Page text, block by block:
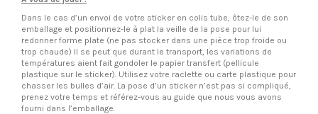
Dans le cas d’un envoi de votre sticker en colis tube, ôtez-le de son
emballage et positionnez-le à plat la veille de la pose pour lui
redonner forme plate (ne pas stocker dans une pièce trop froide ou
trop chaude) Il se peut que durant le transport, les variations de
températures aient fait gondoler le papier transfert (pellicule
plastique sur le sticker). Utilisez votre raclette ou carte plastique pour
chasser les bulles d’air. La pose d’un sticker n’est pas si compliqué,
prenez votre temps et référez-vous au guide que nous vous avons
fourni dans l’emballage.